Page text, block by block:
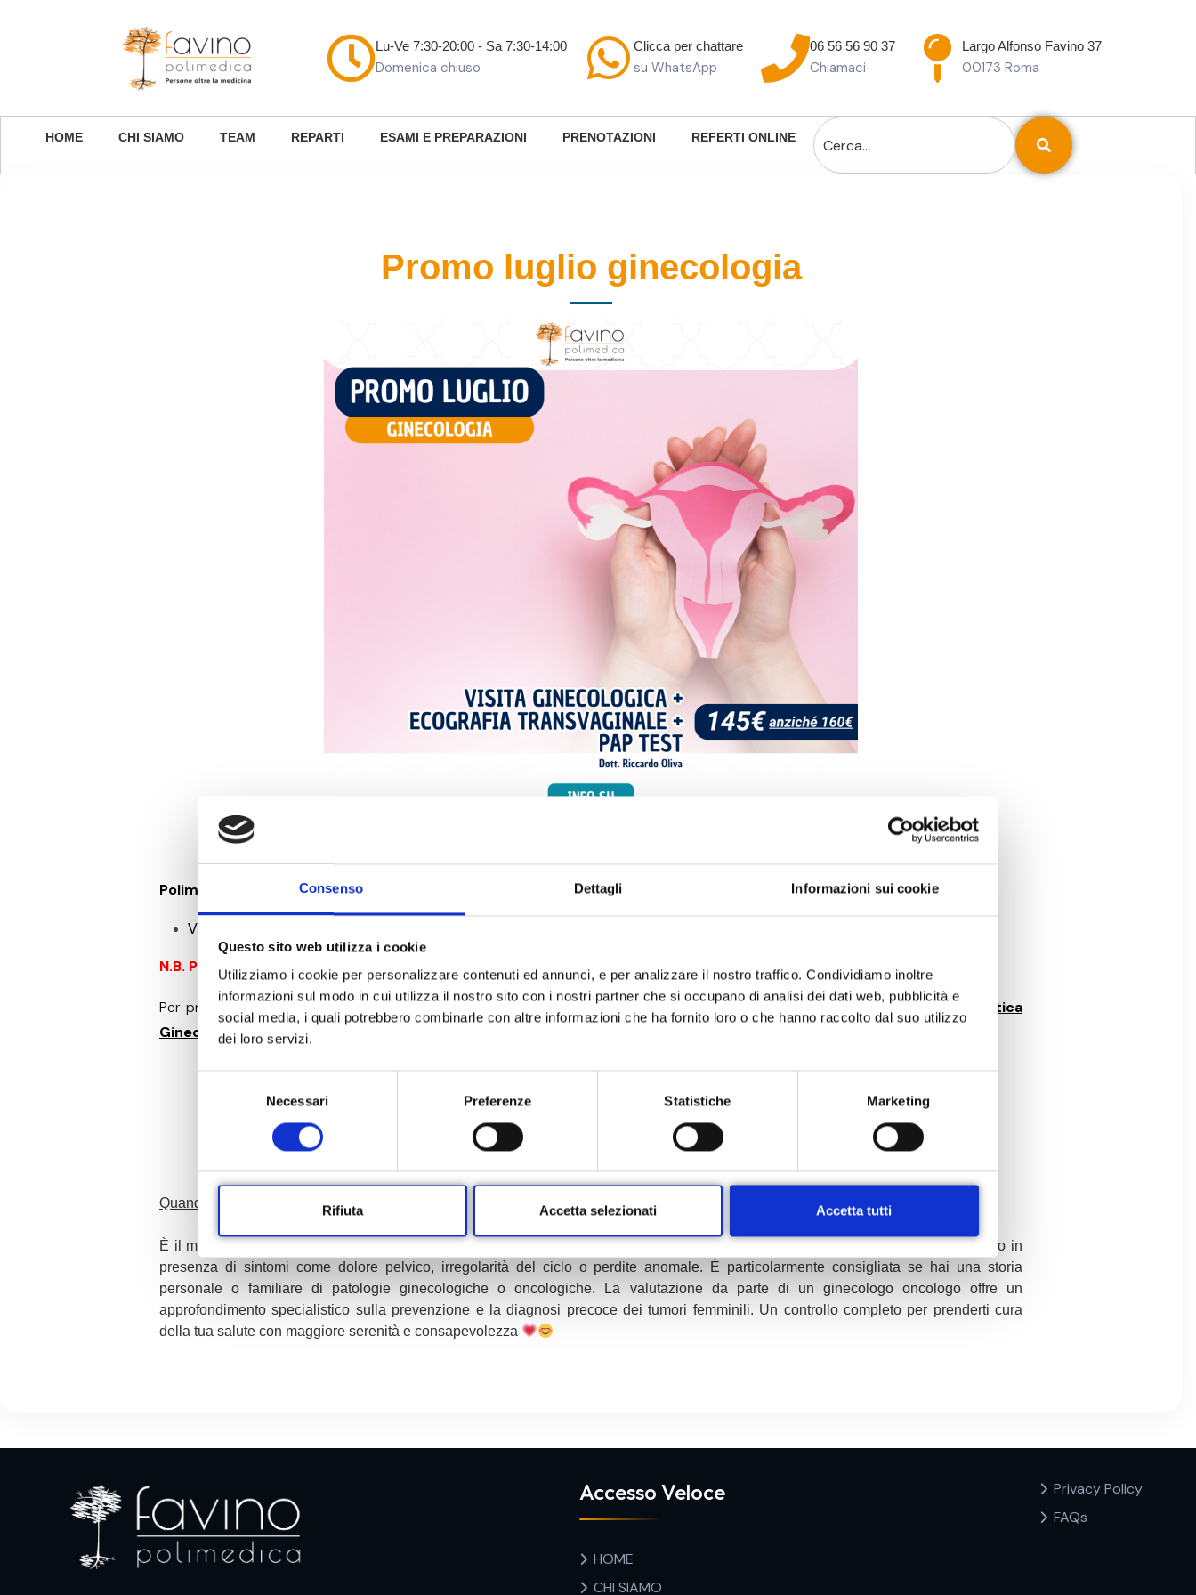
Consenso Dettagli Informazioni sui cookie
Questo sito web utilizza i cookie
Utilizziamo i cookie per personalizzare contenuti ed annunci, e per analizzare il nostro traffico. Condividiamo inoltre
informazioni sul modo in cui utilizza il nostro sito con i nostri partner che si occupano di analisi dei dati web, pubblicità e
social media, i quali potrebbero combinarle con altre informazioni che ha fornito loro o che hanno raccolto dal suo utilizzo
dei loro servizi.
o
e
d
e
l
c
Necessari Preferenze Statistiche Marketing
Rifiuta Accetta selezionati Accetta tutti
Lu-Ve 7:30-20:00 - Sa 7:30-14:00
Domenica chiuso
Clicca per chattare
su WhatsApp
06 56 56 90 37
Chiamaci
Largo Alfonso Favino 37
00173 Roma
HOME CHI SIAMO TEAM REPARTI ESAMI E PREPARAZIONI PRENOTAZIONI REFERTI ONLINE
Promo luglio ginecologia
Polimedica Favino in collaborazione con il Dott. Riccardo Oliva, ginecologo oncologico, per il mese di luglio propone:
Visita ginecologica + Ecografia transvaginale + Pap test
N.B. PROMOZIONE ATTUABILE SOLO NEL MESE DI RIFERIMENTO
Per prenotarechiamaci ora 0656569037 oppureCLICCA SUL PULSANTE IN BASSOe seleziona la voce“Visita Specialistica
Ginecologica, Ecografia transvaginale, Pap Test – PROMO LUGLIO”
Quando è consigliata una visita con il ginecologo?
È il momento giusto per una visita ginecologica con ecografia transvaginale e Pap Test quando è tempo di un controllo periodico o in
presenza di sintomi come dolore pelvico, irregolarità del ciclo o perdite anomale. È particolarmente consigliata se hai una storia
personale o familiare di patologie ginecologiche o oncologiche. La valutazione da parte di un ginecologo oncologo offre un
approfondimento specialistico sulla prevenzione e la diagnosi precoce dei tumori femminili. Un controllo completo per prenderti cura
della tua salute con maggiore serenità e consapevolezza
Accesso Veloce
HOME
CHI SIAMO
Privacy Policy
FAQs